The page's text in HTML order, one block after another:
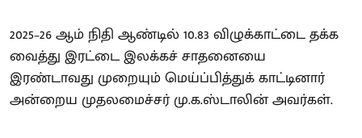
2025–26 ஆம் நிதி ஆண்டில் 10.83 விழுக்காட்டை தக்க
வைத்து இரட்டை இலக்கச் சாதனையை
இரண்டாவது முறையும் மெய்ப்பித்துக் காட்டினார்
அன்றைய முதலமைச்சர் மு.க.ஸ்டாலின் அவர்கள்.